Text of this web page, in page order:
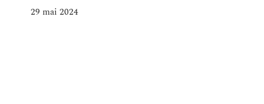
29 mai 2024